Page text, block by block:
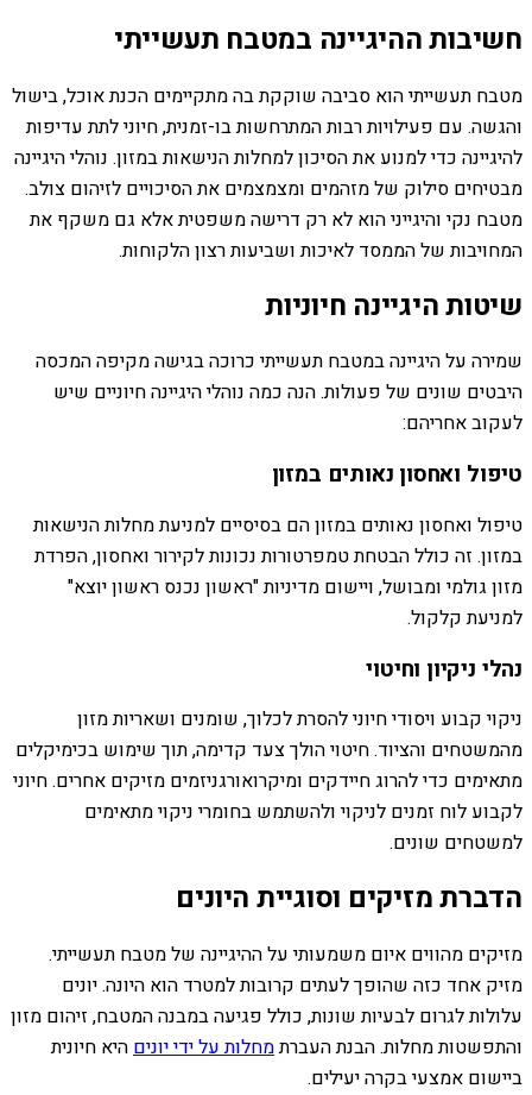
חשיבות ההיגיינה במטבח תעשייתי
מטבח תעשייתי הוא סביבה שוקקת בה מתקיימים הכנת אוכל, בישול
והגשה. עם פעילויות רבות המתרחשות בו-זמנית, חיוני לתת עדיפות
להיגיינה כדי למנוע את הסיכון למחלות הנישאות במזון. נוהלי היגיינה
מבטיחים סילוק של מזהמים ומצמצמים את הסיכויים לזיהום צולב.
מטבח נקי והיגייני הוא לא רק דרישה משפטית אלא גם משקף את
המחויבות של הממסד לאיכות ושביעות רצון הלקוחות.
שיטות היגיינה חיוניות
שמירה על היגיינה במטבח תעשייתי כרוכה בגישה מקיפה המכסה
היבטים שונים של פעולות. הנה כמה נוהלי היגיינה חיוניים שיש
לעקוב אחריהם:
טיפול ואחסון נאותים במזון
טיפול ואחסון נאותים במזון הם בסיסיים למניעת מחלות הנישאות
במזון. זה כולל הבטחת טמפרטורות נכונות לקירור ואחסון, הפרדת
מזון גולמי ומבושל, ויישום מדיניות "ראשון נכנס ראשון יוצא"
למניעת קלקול.
נהלי ניקיון וחיטוי
ניקוי קבוע ויסודי חיוני להסרת לכלוך, שומנים ושאריות מזון
מהמשטחים והציוד. חיטוי הולך צעד קדימה, תוך שימוש בכימיקלים
מתאימים כדי להרוג חיידקים ומיקרואורגניזמים מזיקים אחרים. חיוני
לקבוע לוח זמנים לניקוי ולהשתמש בחומרי ניקוי מתאימים
למשטחים שונים.
הדברת מזיקים וסוגיית היונים
מזיקים מהווים איום משמעותי על ההיגיינה של מטבח תעשייתי.
מזיק אחד כזה שהופך לעתים קרובות למטרד הוא היונה. יונים
עלולות לגרום לבעיות שונות, כולל פגיעה במבנה המטבח, זיהום מזון
והתפשטות מחלות. הבנת העברתמחלות על ידי יוניםהיא חיונית
ביישום אמצעי בקרה יעילים.